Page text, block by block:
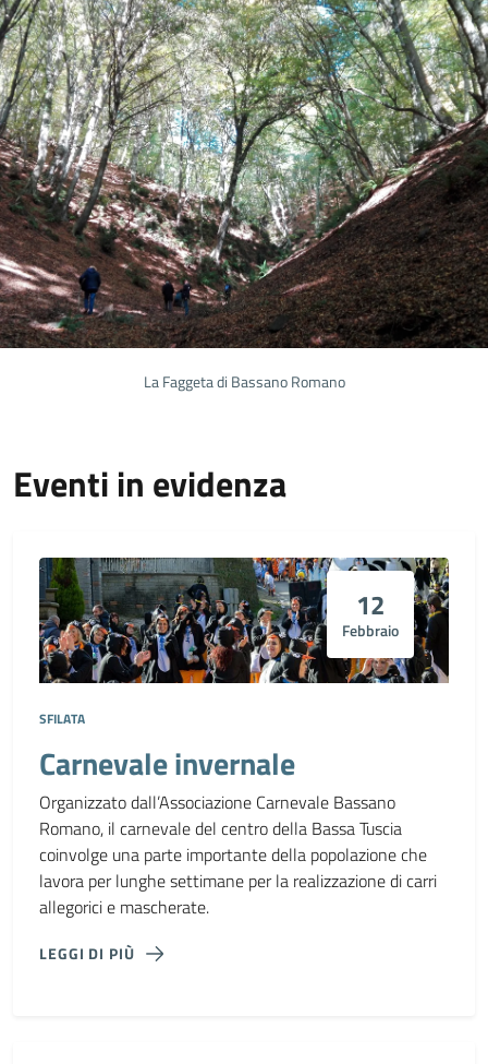
La Faggeta di Bassano Romano
Eventi in evidenza
12
Febbraio
SFILATA
Carnevale invernale
Organizzato dall’Associazione Carnevale Bassano
Romano, il carnevale del centro della Bassa Tuscia
coinvolge una parte importante della popolazione che
lavora per lunghe settimane per la realizzazione di carri
allegorici e mascherate.
LEGGI DI PIÙ